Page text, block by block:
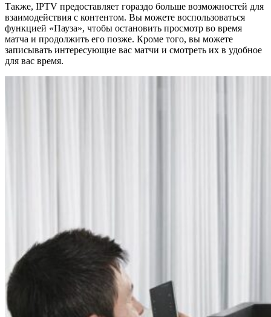
Также, IPTV предоставляет гораздо больше возможностей для
взаимодействия с контентом. Вы можете воспользоваться
функцией «Пауза», чтобы остановить просмотр во время
матча и продолжить его позже. Кроме того, вы можете
записывать интересующие вас матчи и смотреть их в удобное
для вас время.